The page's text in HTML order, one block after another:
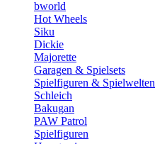
bworld
Hot Wheels
Siku
Dickie
Majorette
Garagen & Spielsets
Spielfiguren & Spielwelten
Schleich
Bakugan
PAW Patrol
Spielfiguren